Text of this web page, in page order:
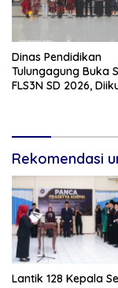
Dinas Pendidikan
Tulungagung Buka
FLS3N SD 2026,
Rekomendasi
Lantik 128 Kepala